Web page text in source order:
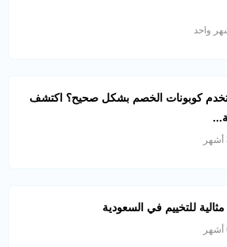
واحد
كوبونات الخصم بشكل صحيح؟ اكتشف
للتخييم في السعودية